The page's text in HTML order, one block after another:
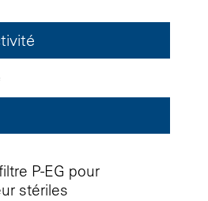
P-EG pour
stériles